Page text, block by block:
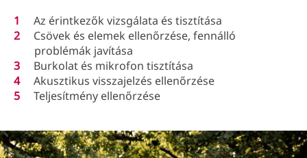
Az érintkezők vizsgálata és tisztítása
Csövek és elemek ellenőrzése, fennálló
problémák javítása
Burkolat és mikrofon tisztítása
Akusztikus visszajelzés ellenőrzése
Teljesítmény ellenőrzése